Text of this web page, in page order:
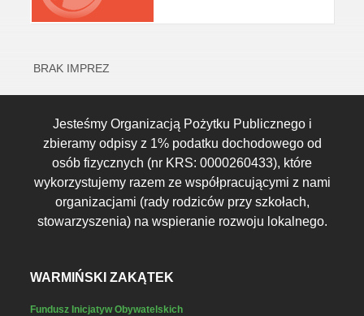
BRAK IMPREZ
Jesteśmy Organizacją Pożytku Publicznego i
zbieramy odpisy z 1% podatku dochodowego od
osób fizycznych (nr KRS: 0000260433), które
wykorzystujemy razem ze współpracującymi z nami
organizacjami (rady rodziców przy szkołach,
stowarzyszenia) na wspieranie rozwoju lokalnego.
WARMIŃSKI ZAKĄTEK
Fundusz Inicjatyw Obywatelskich